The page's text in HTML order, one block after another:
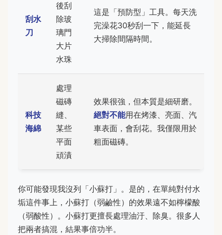
刮水
刀
後刮
除玻
璃門
大片
水珠
這是「預防型」工具。每天洗
完澡花30秒刮一下，能延長
大掃除間隔時間。
科技
海綿
處理
磁磚
縫、
某些
平面
頑漬
效果很強，但本質是細研磨。
絕對不能用在烤漆、亮面、汽
車表面，會刮花。我僅限用於
粗面磁磚。
你可能發現我沒列「小蘇打」。是的，在單純對付水
垢這件事上，小蘇打（弱鹼性）的效果遠不如檸檬酸
（弱酸性）。小蘇打更擅長處理油汙、除臭。很多人
把兩者搞混，結果事倍功半。